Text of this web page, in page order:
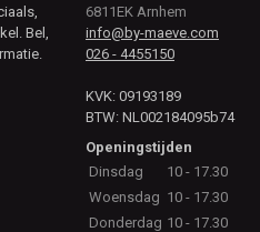
Bel,
6811EK Arnhem
info@by-maeve.com
026 - 4455150
KVK: 09193189
BTW: NL002184095b74
Openingstijden
Dinsdag
10 - 17.30
Woensdag 10 - 17.30
Donderdag 10 - 17.30